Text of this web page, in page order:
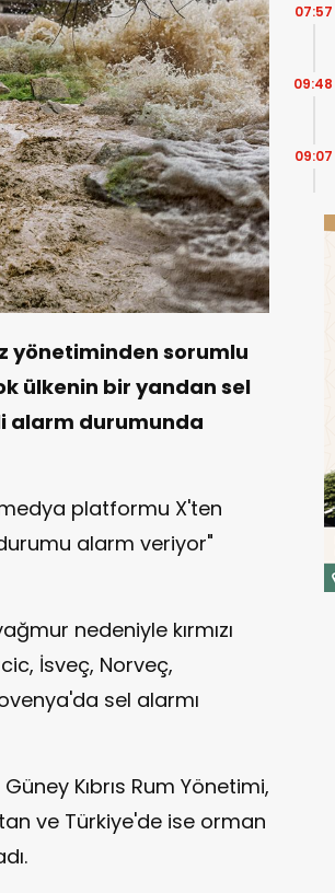
yönetiminden sorumlu
ülkenin bir yandan sel
alarm durumunda
platformu X'ten
alarm veriyor"
nedeniyle kırmızı
İsveç, Norveç,
sel alarmı
Kıbrıs Rum Yönetimi,
ve Türkiye'de ise orman
07:57
09:48
09:07